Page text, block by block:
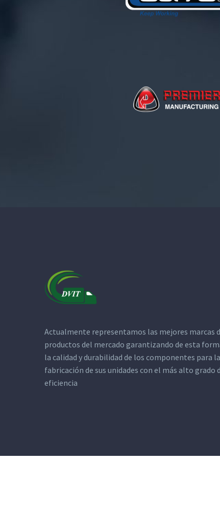
Actualmente representamos las mejores marcas
productos del mercado garantizando de esta
la calidad y durabilidad de los componentes para la
fabricación de sus unidades con el más alto grado
eficiencia